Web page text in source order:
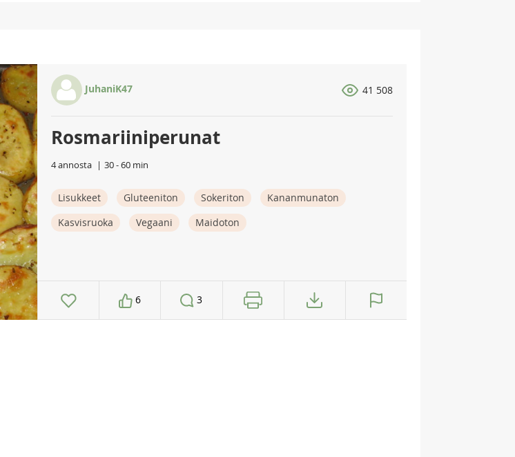
JuhaniK47 41 508
Rosmariiniperunat
4 annosta 30 - 60 min
Lisukkeet Gluteeniton Sokeriton
Kananmunaton
Kasvisruoka
Vegaani Maidoton
6 3